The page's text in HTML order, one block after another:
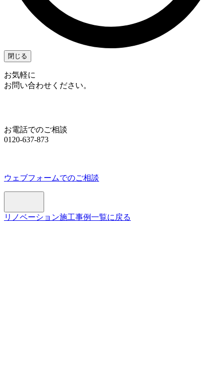
閉じる
お気軽に
お問い合わせください。
お電話でのご相談
0120-637-873
ウェブフォームでのご相談
リノベーション施工事例一覧に戻る